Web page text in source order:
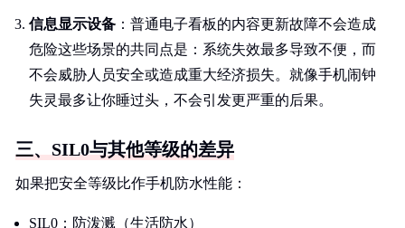
信息显示设备 ：普通电子看板的内容更新故障不会造成
危险这些场景的共同点是：系统失效最多导致不便，而
不会威胁人员安全或造成重大经济损失。就像手机闹钟
失灵最多让你睡过头，不会引发更严重的后果。
三、SIL0与其他等级的差异
如果把安全等级比作手机防水性能：
SIL0：防泼溅（生活防水）